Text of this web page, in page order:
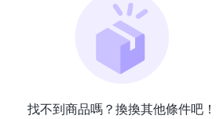
找不到商品嗎？換換其他條件吧！